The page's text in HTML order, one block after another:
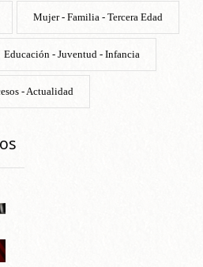
Mujer - Familia - Tercera Edad
Educación - Juventud - Infancia
- Actualidad